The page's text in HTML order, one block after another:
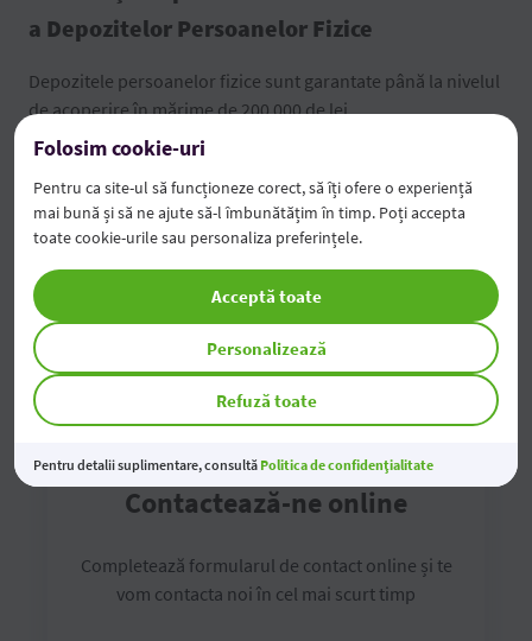
a Depozitelor Persoanelor Fizice
Depozitele persoanelor fizice sunt garantate până la nivelul
de acoperire în mărime de 200 000 de lei.
Formularul de informare a deponenților
Contactează-ne online
Completează formularul de contact online și te
vom contacta noi în cel mai scurt timp
Folosim cookie-uri
Pentru ca site-ul să funcționeze corect, să îți ofere o experiență
mai bună și să ne ajute să-l îmbunătățim în timp. Poți accepta
toate cookie-urile sau personaliza preferințele.
Refuză toate
Personalizează
Acceptă toate
Pentru detalii suplimentare, consultă Politica de confidențialitate